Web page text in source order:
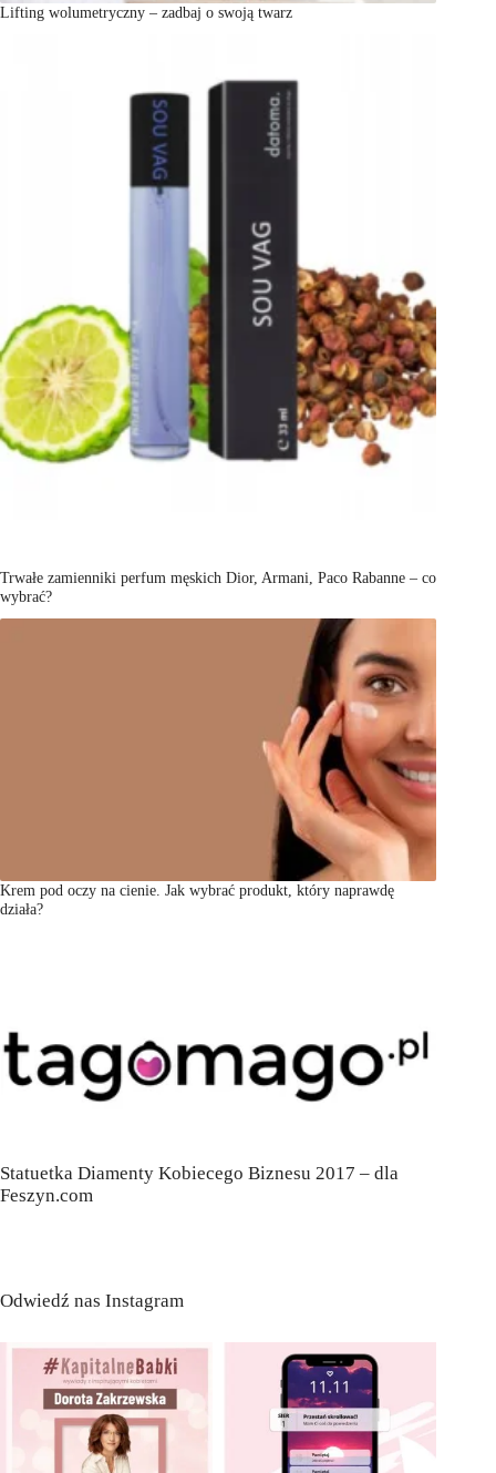
Lifting wolumetryczny – zadbaj o swoją twarz
Trwałe zamienniki perfum męskich Dior, Armani, Paco Rabanne – co
wybrać?
Krem pod oczy na cienie. Jak wybrać produkt, który naprawdę
działa?
Statuetka Diamenty Kobiecego Biznesu 2017 – dla
Feszyn.com
Odwiedź nas Instagram